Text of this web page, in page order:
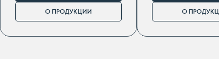
О ПРОДУКЦИИ О